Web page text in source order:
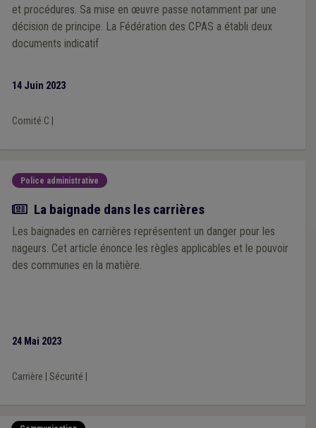
et procédures. Sa mise en œuvre passe notamment par une
décision de principe. La Fédération des CPAS a établi deux
documents indicatif
14 Juin 2023
Comité C
Police administrative
Article
La baignade dans les carrières
Les baignades en carrières représentent un danger pour les
nageurs. Cet article énonce les règles applicables et le pouvoir
des communes en la matière.
24 Mai 2023
Carrière Sécurité